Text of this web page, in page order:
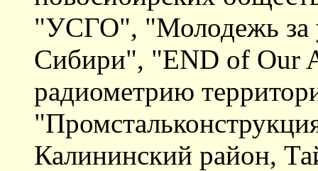
"УСГО", "Молодежь за
Сибири", "END of Our
радиометрию
Калининский район,